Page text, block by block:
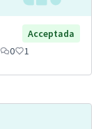
Acceptada
0 1